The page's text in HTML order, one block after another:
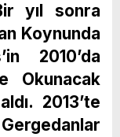
yıl sonra
Koynunda
2010’da
Okunacak
2013’te